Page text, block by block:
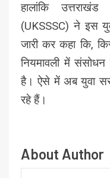
हालांकि
(UKSSSC) ने इस
जारी कर कहा कि,
नियमावली में
है। ऐसे में अब युवा
रहे हैं।
About Author